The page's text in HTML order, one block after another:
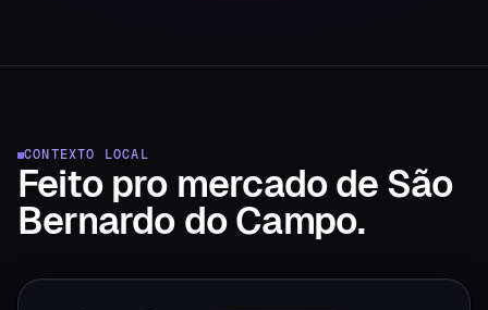
CONTEXTO LOCAL
Feito pro mercadode São
Bernardo do Campo.